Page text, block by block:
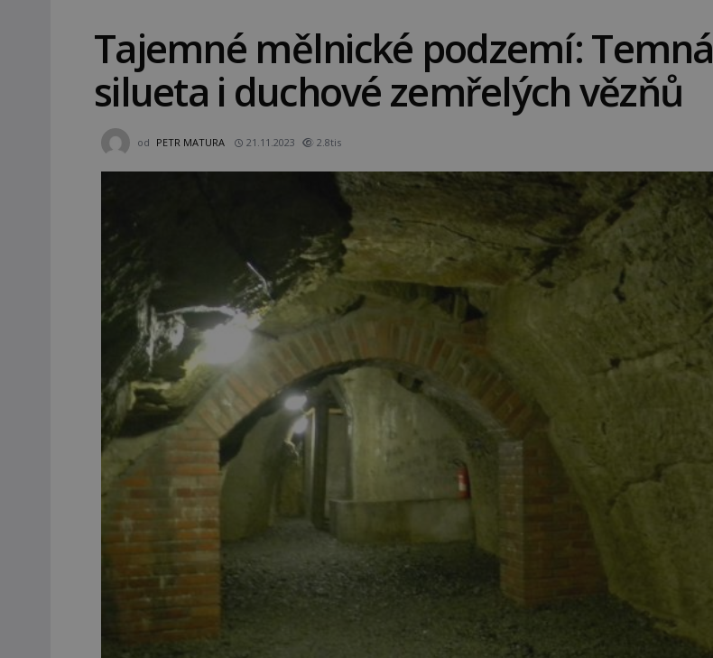
Tajemné mělnické podzemí: Temná
silueta i duchové zemřelých vězňů
od PETR MATURA 21.11.2023 2.8tis